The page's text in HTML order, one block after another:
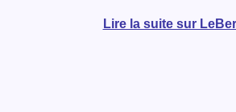
Lire la suite sur